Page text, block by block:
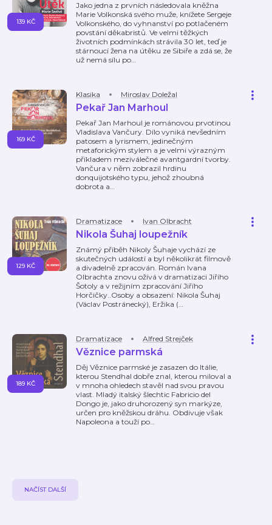
Jako jedna z prvních následovala kněžna
Marie Volkonská svého muže, knížete Sergeje
Volkonského, do vyhnanství po potlačeném
povstání děkabristů. Ve velmi těžkých
životních podmínkách strávila 30 let, teď je
stárnoucí žena na útěku ze Sibiře a zdá se, že
už nemá sílu po…
139 KČ
Klasika Miroslav Doležal
Pekař Jan Marhoul
Pekař Jan Marhoul je románovou prvotinou
Vladislava Vančury. Dílo vyniká nevšedním
patosem a lyrismem, jedinečným
metaforickým stylem a je velmi výrazným
příkladem meziválečné avantgardní tvorby.
Vančura v něm zobrazil hrdinu
donquijotského typu, jehož zhoubná
dobrota a…
169 KČ
Dramatizace Ivan Olbracht
Nikola Šuhaj loupežník
Známý příběh Nikoly Šuhaje vychází ze
skutečných událostí a byl několikrát filmově
a divadelně zpracován. Román Ivana
Olbrachta znovu ožívá v dramatizaci Jiřího
Šotoly a v režijním zpracování Jiřího
Horčičky..Osoby a obsazení: Nikola Šuhaj
(Václav Postránecký), Eržika (…
129 KČ
Dramatizace Alfred Strejček
Věznice parmská
Děj Věznice parmské je zasazen do Itálie,
kterou Stendhal dobře znal, kterou miloval a
v mnoha ohledech stavěl nad svou pravou
vlast. Mladý italský šlechtic Fabricio del
Dongo je, jako druhorozený syn markýze,
určen pro kněžskou dráhu. Obdivuje však
Napoleona a touží po…
189 KČ
NAČÍST DALŠÍ